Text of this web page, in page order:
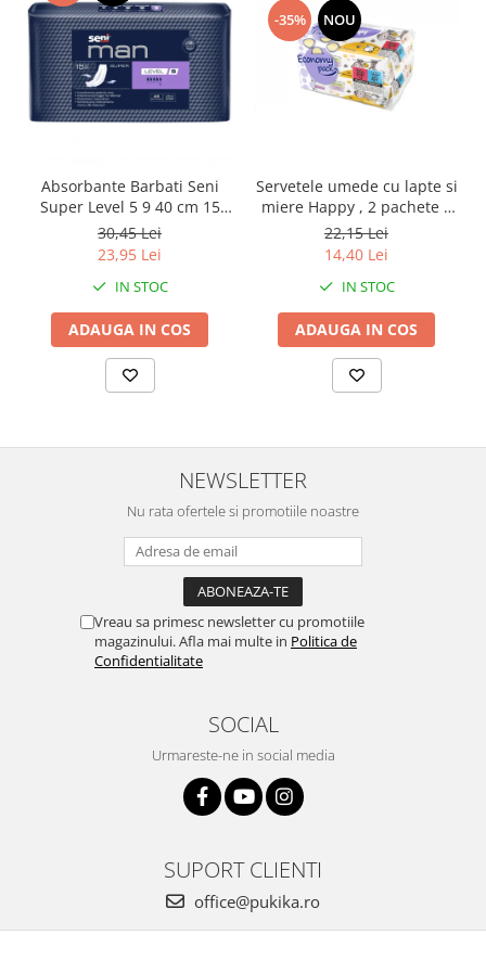
Absorbante Barbati Seni
Super Level 5 9 40 cm 15
Bucati
30,45 Lei
23,95 Lei
IN STOC
ADAUGA IN COS
-35% NOU
Servetele umede cu lapte si
miere Happy , 2 pachete x
64 bucati, 128 bucati
22,15 Lei
14,40 Lei
IN STOC
ADAUGA IN COS
NEWSLETTER
Nu rata ofertele si promotiile noastre
Vreau sa primesc newsletter cu promotiile
magazinului. Afla mai multe in Politica de
Confidentialitate
SOCIAL
Urmareste-ne in social media
SUPORT CLIENTI
office@pukika.ro